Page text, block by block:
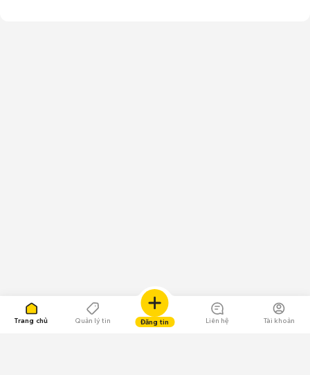
Trang chủ Quản lý tin Đăng tin Liên hệ Tài khoản